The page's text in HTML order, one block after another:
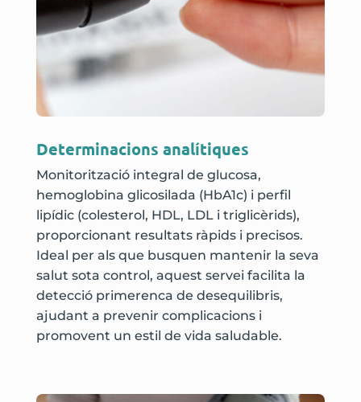
Determinacions analítiques
Monitorització integral de glucosa,
hemoglobina glicosilada (HbA1c) i perfil
lipídic (colesterol, HDL, LDL i triglicèrids),
proporcionant resultats ràpids i precisos.
Ideal per als que busquen mantenir la seva
salut sota control, aquest servei facilita la
detecció primerenca de desequilibris,
ajudant a prevenir complicacions i
promovent un estil de vida saludable.